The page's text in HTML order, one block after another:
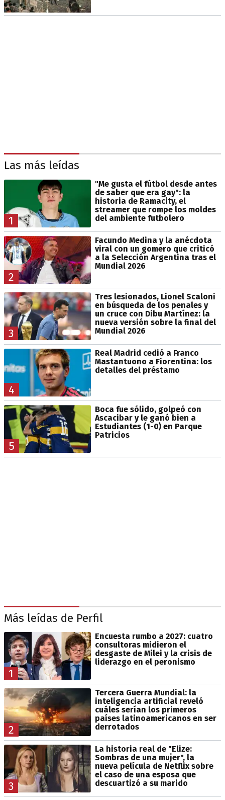
Las más leídas
1
"Me gusta el fútbol desde antes
de saber que era gay": la
historia de Ramacity, el
streamer que rompe los moldes
del ambiente futbolero
2
Facundo Medina y la anécdota
viral con un gomero que criticó
a la Selección Argentina tras el
Mundial 2026
3
Tres lesionados, Lionel Scaloni
en búsqueda de los penales y
un cruce con Dibu Martínez: la
nueva versión sobre la final del
Mundial 2026
4
Real Madrid cedió a Franco
Mastantuono a Fiorentina: los
detalles del préstamo
5
Boca fue sólido, golpeó con
Ascacibar y le ganó bien a
Estudiantes (1-0) en Parque
Patricios
Más leídas de Perfil
1
Encuesta rumbo a 2027: cuatro
consultoras midieron el
desgaste de Milei y la crisis de
liderazgo en el peronismo
2
Tercera Guerra Mundial: la
inteligencia artificial reveló
cuáles serían los primeros
países latinoamericanos en ser
derrotados
3
La historia real de "Elize:
Sombras de una mujer", la
nueva película de Netflix sobre
el caso de una esposa que
descuartizó a su marido